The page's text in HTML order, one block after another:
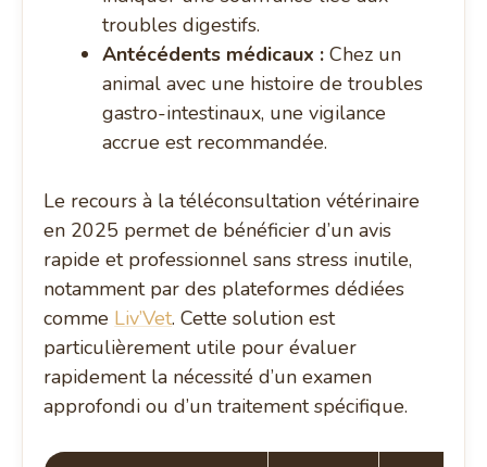
troubles digestifs.
Antécédents médicaux : Chez un
animal avec une histoire de troubles
gastro-intestinaux, une vigilance
accrue est recommandée.
Le recours à la téléconsultation vétérinaire
en 2025 permet de bénéficier d’un avis
rapide et professionnel sans stress inutile,
notamment par des plateformes dédiées
comme Liv’Vet. Cette solution est
particulièrement utile pour évaluer
rapidement la nécessité d’un examen
approfondi ou d’un traitement spécifique.